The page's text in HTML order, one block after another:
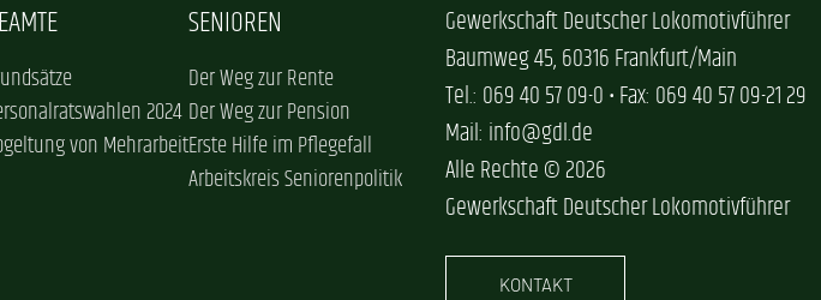
2024
von Mehrarbeit
SENIOREN
Der Weg zur Rente
Der Weg zur Pension
Erste Hilfe im Pflegefall
Arbeitskreis Seniorenpolitik
Gewerkschaft Deutscher Lokomotivführer
Baumweg 45, 60316 Frankfurt/Main
Tel.: 069 40 57 09-0 • Fax: 069 40 57 09-21 29
Mail: info@gdl.de
Alle Rechte © 2026
Gewerkschaft Deutscher Lokomotivführer
KONTAKT